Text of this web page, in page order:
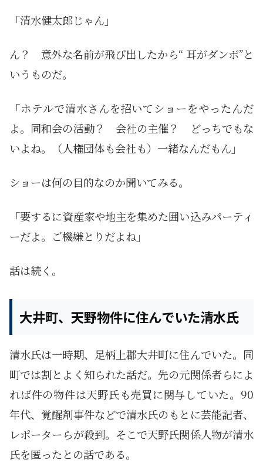
「清水健太郎じゃん」
ん？ 意外な名前が飛び出したから“ 耳がダンボ”と
いうものだ。
「ホテルで清水さんを招いてショーをやったんだ
よ。同和会の活動？ 会社の主催？ どっちでもな
いよね。（人権団体も会社も）一緒なんだもん」
ショーは何の目的なのか聞いてみる。
「要するに資産家や地主を集めた囲い込みパーティ
ーだよ。ご機嫌とりだよね」
話は続く。
大井町、天野物件に住んでいた清水氏
清水氏は一時期、足柄上郡大井町に住んでいた。同
町では割とよく知られた話だ。先の元関係者らによ
れば件の物件は天野氏も売買に関与していた。90
年代、覚醒剤事件などで清水氏のもとに芸能記者、
レポーターらが殺到。そこで天野氏関係人物が清水
氏を匿ったとの話である。